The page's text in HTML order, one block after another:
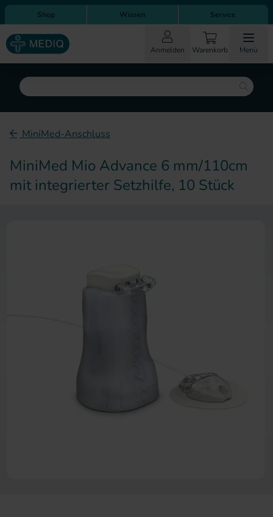
Direkt zum Inhalt
Direkt zur Hauptnavigation
Shop Wissen Service
Anmelden Warenkorb Menü
Suche
MiniMed-Anschluss
MiniMed Mio Advance 6 mm/110cm
mit integrierter Setzhilfe, 10 Stück